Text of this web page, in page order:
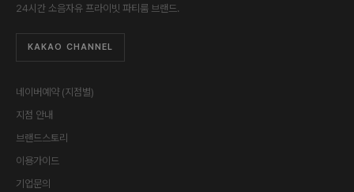
24시간 소음자유 프라이빗 파티룸 브랜드.
KAKAO CHANNEL
네이버예약 (지점별)
지점 안내
브랜드스토리
이용가이드
기업문의